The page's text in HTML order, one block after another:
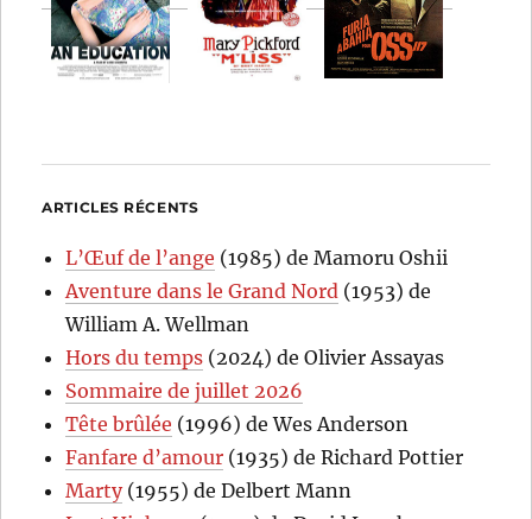
ARTICLES RÉCENTS
L’Œuf de l’ange (1985) de Mamoru Oshii
Aventure dans le Grand Nord (1953) de
William A. Wellman
Hors du temps (2024) de Olivier Assayas
Sommaire de juillet 2026
Tête brûlée (1996) de Wes Anderson
Fanfare d’amour (1935) de Richard Pottier
Marty(1955) de Delbert Mann